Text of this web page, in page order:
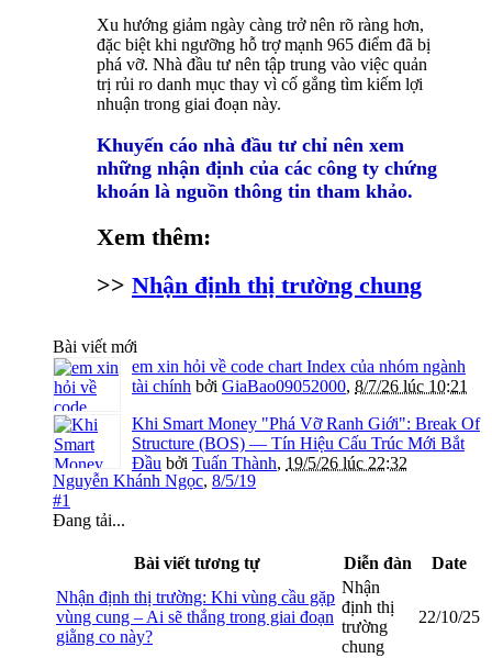
Xu hướng giảm ngày càng trở nên rõ ràng hơn,
đặc biệt khi ngưỡng hỗ trợ mạnh 965 điểm đã bị
phá vỡ. Nhà đầu tư nên tập trung vào việc quản
trị rủi ro danh mục thay vì cố gắng tìm kiếm lợi
nhuận trong giai đoạn này.
Khuyến cáo nhà đầu tư chỉ nên xem
những nhận định của các công ty chứng
khoán là nguồn thông tin tham khảo.
Xem thêm:
>> Nhận định thị trường chung
Bài viết mới
em xin hỏi về code chart Index của nhóm ngành
tài chính bởi GiaBao09052000, 8/7/26 lúc 10:21
Khi Smart Money "Phá Vỡ Ranh Giới": Break Of
Structure (BOS) — Tín Hiệu Cấu Trúc Mới Bắt
Đầu bởi Tuấn Thành, 19/5/26 lúc 22:32
Nguyễn Khánh Ngọc, 8/5/19
#1
Đang tải...
Bài viết tương tự Diễn đàn
Date
Nhận định thị trường: Khi vùng cầu gặp
vùng cung – Ai sẽ thắng trong giai đoạn
giằng co này?
Nhận
định thị
trường
chung
22/10/25